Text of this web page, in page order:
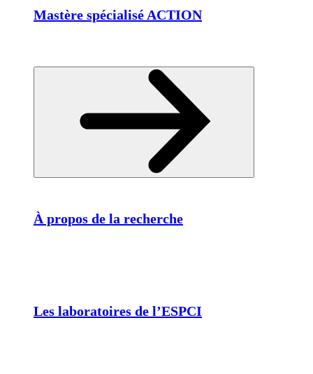
Mastère spécialisé ACTION
À propos de la recherche
Les laboratoires de l’ESPCI